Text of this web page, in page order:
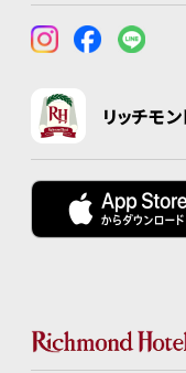
リッチモ